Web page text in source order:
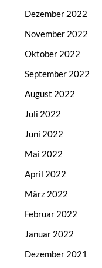
Dezember 2022
November 2022
Oktober 2022
September 2022
August 2022
Juli 2022
Juni 2022
Mai 2022
April 2022
März 2022
Februar 2022
Januar 2022
Dezember 2021